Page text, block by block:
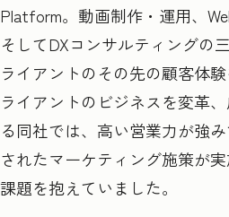
Platform。動画制作・運用、
そしてDXコンサルティングの
ライアントのその先の顧客体
ライアントのビジネスを変革
る同社では、高い営業力が強
されたマーケティング施策が
課題を抱えていました。